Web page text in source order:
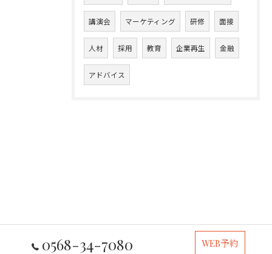
講演会 マーケティング 研修 面接
人材 採用 教育 企業再生 金融
アドバイス
0568-34-7080 WEB予約